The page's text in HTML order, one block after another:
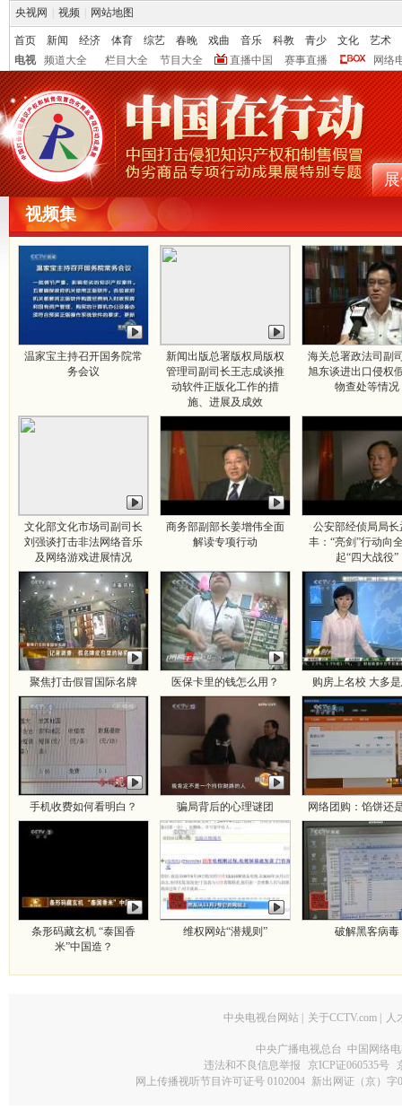
央视网 视频 网站地图
首页 新闻 经济 体育 综艺 春晚 戏曲 音乐 科教 青少 文化
艺术
电视
频道大全 栏目大全 节目大全 直播中国 赛事直播 网络
视频集
温家宝主持召开国务院常
务会议
新闻出版总署版权局版权
管理司副司长王志成谈推
动软件正版化工作的措
施、进展及成效
海关总署政法司副
旭东谈进出口侵权
物查处等情况
文化部文化市场司副司长
刘强谈打击非法网络音乐
及网络游戏进展情况
商务部副部长姜增伟全面
解读专项行动
公安部经侦局局长
丰：“亮剑”行动向
起“四大战役”
聚焦打击假冒国际名牌 医保卡里的钱怎么用？ 购房上名校 大多
手机收费如何看明白？ 骗局背后的心理谜团 网络团购：馅饼还
条形码藏玄机 “泰国香
米”中国造？
维权网站“潜规则” 破解黑客病毒
中央电视台网站 关于CCTV.com 人
中央广播电视总台 中国网络
违法和不良信息举报
京ICP证060535号
网上传播视听节目许可证号 0102004 新出网证（京）